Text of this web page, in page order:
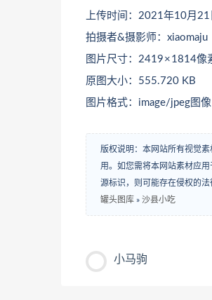
上传时间：2021年10月21
拍摄者&摄影师：xiaomaju
图片尺寸：2419 × 1814像
原图大小：555.720 KB
图片格式：image/jpeg图像
版权说明：本网站所有视觉
用。如您需将本网站素材应
源标识，则可能存在侵权的法
罐头图库 » 沙县小吃
小马驹